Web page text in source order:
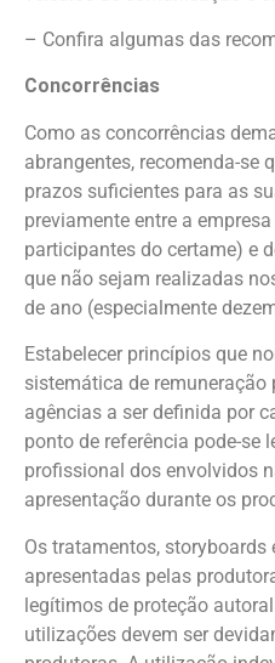
– Confira algumas das
Concorrências
Como as concorrências
abrangentes, recomenda-se
prazos suficientes para as
previamente entre a
participantes do certame) e
que não sejam realizadas
de ano (especialmente
Estabelecer princípios que
sistemática de
agências a ser definida por
ponto de referência pode-se
profissional dos envolvidos
apresentação durante os
Os tratamentos,
apresentadas pelas
legítimos de proteção
utilizações devem ser